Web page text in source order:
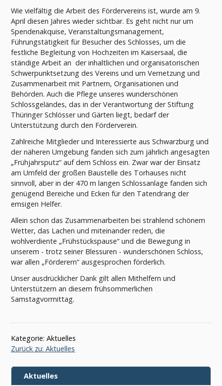
Wie vielfältig die Arbeit des Fördervereins ist, wurde am 9.
April diesen Jahres wieder sichtbar. Es geht nicht nur um
Spendenakquise, Veranstaltungsmanagement,
Führungstätigkeit für Besucher des Schlosses, um die
festliche Begleitung von Hochzeiten im Kaisersaal, die
ständige Arbeit an der inhaltlichen und organisatorischen
Schwerpunktsetzung des Vereins und um Vernetzung und
Zusammenarbeit mit Partnern, Organisationen und
Behörden. Auch die Pflege unseres wunderschönen
Schlossgeländes, das in der Verantwortung der Stiftung
Thüringer Schlösser und Gärten liegt, bedarf der
Unterstützung durch den Förderverein.
Zahlreiche Mitglieder und Interessierte aus Schwarzburg und
der näheren Umgebung fanden sich zum jährlich angesagten
„Frühjahrsputz“ auf dem Schloss ein. Zwar war der Einsatz
am Umfeld der großen Baustelle des Torhauses nicht
sinnvoll, aber in der 470 m langen Schlossanlage fanden sich
genügend Bereiche und Ecken für den Tatendrang der
emsigen Helfer.
Allein schon das Zusammenarbeiten bei strahlend schönem
Wetter, das Lachen und miteinander reden, die
wohlverdiente „Frühstückspause“ und die Bewegung in
unserem - trotz seiner Blessuren - wunderschönen Schloss,
war allen „Förderern“ ausgesprochen förderlich.
Unser ausdrücklicher Dank gilt allen Mithelfern und
Unterstützern an diesem frühsommerlichen
Samstagvormittag.
Kategorie: Aktuelles
Zurück zu: Aktuelles
Aktuelles